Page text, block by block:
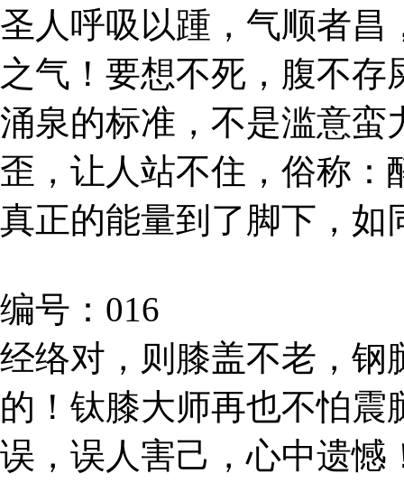
圣人呼吸以踵，气顺者昌
之气！要想不死，腹不
涌泉的标准，不是滥意蛮
歪，让人站不住，俗称：
真正的能量到了脚下，如
编号：016
经络对，则膝盖不老，钢
的！钛膝大师再也不怕
误，误人害己，心中遗憾